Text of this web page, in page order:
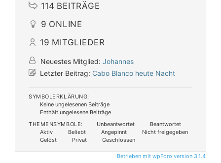
114 BEITRÄGE
9 ONLINE
19 MITGLIEDER
Neuestes Mitglied: Johannes
Letzter Beitrag: Cabo Blanco heute Nacht
SYMBOLERKLÄRUNG:
Keine ungelesenen Beiträge
Enthält ungelesene Beiträge
THEMENSYMBOLE:
Unbeantwortet
Beantwortet
Aktiv
Beliebt Angepinnt
Nicht freigegeben
Gelöst
Privat Geschlossen
Betrieben mit wpForo version 3.1.4